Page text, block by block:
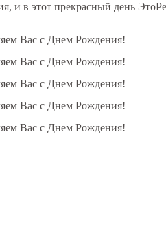
в этот прекрасный день
Вас с Днем Рождения!
Вас с Днем Рождения!
Вас с Днем Рождения!
Вас с Днем Рождения!
Вас с Днем Рождения!